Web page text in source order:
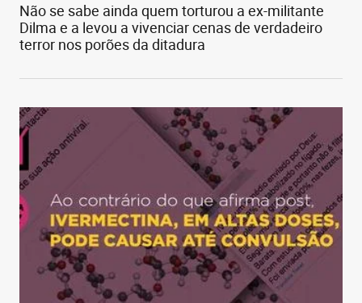
Não se sabe ainda quem torturou a ex-militante
Dilma e a levou a vivenciar cenas de verdadeiro
terror nos porões da ditadura